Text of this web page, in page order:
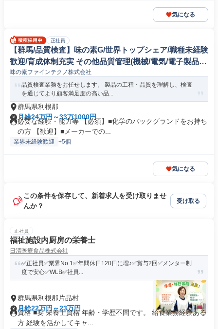
気になる
正社員
【群馬/品質検査】味の素G/世界トップシェア/職種未経験
歓迎/育成体制充実 その他品質管理(機械/電気/電子製品専
門職)
味の素ファインテクノ株式会社
品質検査業務をお任せします。 製品の工程・品質を理解し、検査
を通じてより顧客満足度の高い品...
群馬県利根郡
月給24万円～33万1000円
必要な経験・能力等 【必須】■化学のバックグランドをお持ち
の方 【歓迎】■メーカーでの...
業界未経験歓迎 +5個
気になる
この条件を保存して、新着求人を受け取りませ
んか？
受け取る
正社員
福祉施設内厨房の栄養士
日清医療食品株式会社
✅正社員✅業界No.1✅年間休日120日に増♪✅賞与2回✅メンター制
度で安心✅WLB✅社員...
群馬県利根郡片品村
月給22万円～23万円
資格 ■要 栄養士資格 年齢・学歴不問です。 給食業務経験ある
方 経験を活かしてキャ...